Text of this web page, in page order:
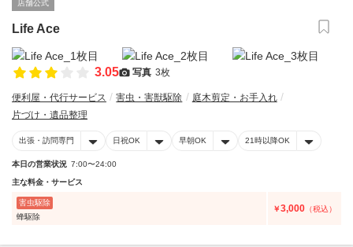
店舗公式
Life Ace
3.05 写真 3枚
便利屋・代行サービス 害虫・害獣駆除
庭木剪定・お手入れ
片づけ・遺品整理
出張・訪問専門 日祝OK 早朝OK 21時以降OK
本日の営業状況 7:00〜24:00
主な料金・サービス
害虫駆除
蜂駆除
￥3,000 （税込）